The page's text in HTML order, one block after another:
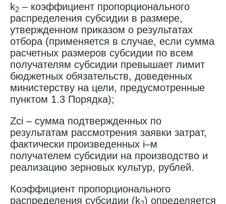
k2 – коэффициент пропорционального
распределения субсидии в размере,
утвержденном приказом о результатах
отбора (применяется в случае, если сумма
расчетных размеров субсидии по всем
получателям субсидии превышает лимит
бюджетных обязательств, доведенных
министерству на цели, предусмотренные
пунктом 1.3 Порядка);
Zсi – сумма подтвержденных по
результатам рассмотрения заявки затрат,
фактически произведенных i–м
получателем субсидии на производство и
реализацию зерновых культур, рублей.
Коэффициент пропорционального
распределения субсидии (k ) определяется